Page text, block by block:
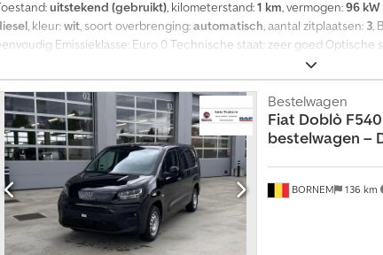
uitstekend (gebruikt), kilometerstand:1 km, vermogen:96 kW
, kleur:wit, soort overbrenging:automatisch, aantal zitplaatsen: 3,
Emissieklasse: Euro 0 Technische staat: zeer goed Optische
Chodpfx Aezli S Rob Noa Prijs: op aanvraag Omzetbelasting/
BORNEM 136 km
Bestelwagen
Fiat Doblò
bestelwagen –
V
o
e
r
t